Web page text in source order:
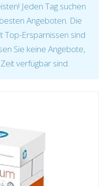
Jeden Tag suchen
Angeboten. Die
Top-Ersparnissen sind
Sie keine Angebote,
verfügbar sind.